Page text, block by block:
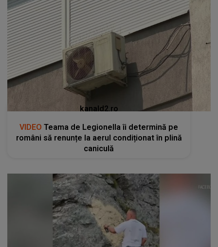
kanald2.ro
VIDEO Teama de Legionella îi determină pe
români să renunțe la aerul condiționat în plină
caniculă